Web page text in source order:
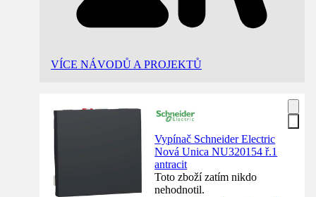
VÍCE NÁVODŮ A PROJEKTŮ
Vypínač Schneider Electric
Nová Unica NU320154 ř.1
antracit
Toto zboží zatím nikdo
nehodnotil.